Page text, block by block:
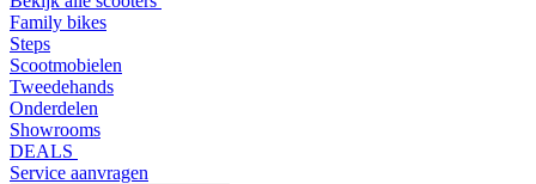
Family bikes
Steps
Scootmobielen
Tweedehands
Onderdelen
Showrooms
DEALS
Service aanvragen